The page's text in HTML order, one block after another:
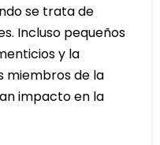
se trata de
Incluso pequeños
y la
miembros de la
impacto en la